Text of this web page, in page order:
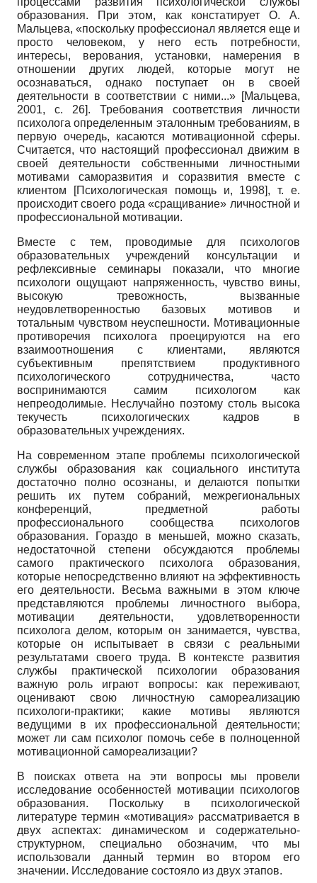
образования. При этом, как констатирует О. А.
Мальцева, «поскольку профессионал является еще и
просто человеком, у него есть потребности,
интересы, верования, установки, намерения в
отношении других людей, которые могут не
осознаваться, однако поступает он в своей
деятельности в соответствии с ними...» [Мальцева,
2001, с. 26]. Требования соответствия личности
психолога определенным эталонным требованиям, в
первую очередь, касаются мотивационной сферы.
Считается, что настоящий профессионал движим в
своей деятельности собственными личностными
мотивами саморазвития и соразвития вместе с
клиентом
[Психологическая помощь и, 1998], т. е.
происходит своего рода «сращивание» личностной и
профессиональной мотивации.
Вместе с тем, проводимые для психологов
образовательных учреждений консультации и
рефлексивные семинары показали, что многие
психологи ощущают напряженность, чувство вины,
высокую тревожность, вызванные
неудовлетворенностью базовых мотивов и
тотальным чувством неуспешности. Мотивационные
противоречия психолога проецируются на его
взаимоотношения с клиентами, являются
субъективным препятствием продуктивного
психологического сотрудничества, часто
воспринимаются самим психологом как
непреодолимые. Неслучайно поэтому столь высока
текучесть психологических кадров в
образовательных учреждениях.
На современном этапе проблемы психологической
службы образования как социального института
достаточно полно осознаны, и делаются попытки
решить их путем собраний, межрегиональных
конференций, предметной работы
профессионального сообщества психологов
образования. Гораздо в меньшей, можно сказать,
недостаточной степени обсуждаются проблемы
самого практического психолога образования,
которые непосредственно влияют на эффективность
его деятельности. Весьма важными в этом ключе
представляются проблемы личностного выбора,
мотивации деятельности, удовлетворенности
психолога делом, которым он занимается, чувства,
которые он испытывает в связи с реальными
результатами своего труда. В контексте развития
службы практической психологии образования
важную роль играют вопросы: как переживают,
оценивают свою личностную самореализацию
психологи-практики; какие мотивы являются
ведущими в их профессиональной деятельности;
может ли сам психолог помочь себе в полноценной
мотивационной самореализации?
В поисках ответа на эти вопросы мы провели
исследование особенностей мотивации психологов
образования. Поскольку в психологической
литературе термин «мотивация» рассматривается в
двух аспектах: динамическом и содержательно­
структурном, специально обозначим, что мы
использовали данный термин во втором его
значении. Исследование состояло из двух этапов.